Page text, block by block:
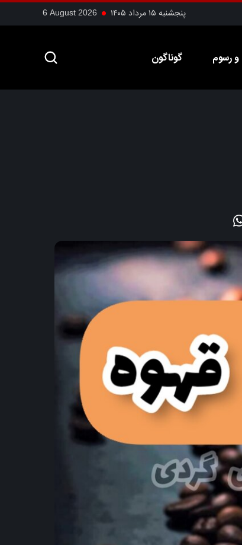
پنجشنبه ۱۵ مرداد ۱۴۰۵ 6 August 2026
و رسوم گوناگون